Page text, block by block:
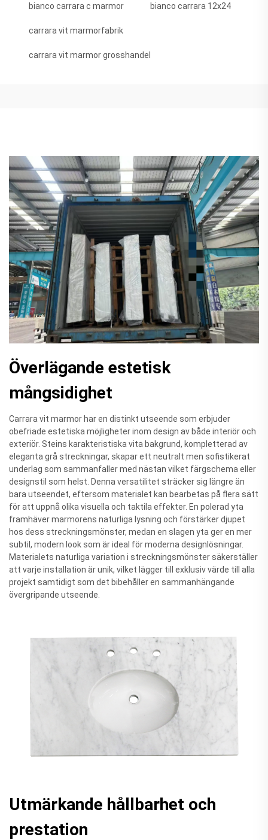
bianco carrara c marmor bianco carrara 12x24
carrara vit marmorfabrik
carrara vit marmor grosshandel
Överlägande estetisk
mångsidighet
Carrara vit marmor har en distinkt utseende som erbjuder
obefriade estetiska möjligheter inom design av både interiör och
exteriör. Steins karakteristiska vita bakgrund, kompletterad av
eleganta grå streckningar, skapar ett neutralt men sofistikerat
underlag som sammanfaller med nästan vilket färgschema eller
designstil som helst. Denna versatilitet sträcker sig längre än
bara utseendet, eftersom materialet kan bearbetas på flera sätt
för att uppnå olika visuella och taktila effekter. En polerad yta
framhäver marmorens naturliga lysning och förstärker djupet
hos dess streckningsmönster, medan en slagen yta ger en mer
subtil, modern look som är ideal för moderna designlösningar.
Materialets naturliga variation i streckningsmönster säkerställer
att varje installation är unik, vilket lägger till exklusiv värde till alla
projekt samtidigt som det bibehåller en sammanhängande
övergripande utseende.
Utmärkande hållbarhet och
prestation